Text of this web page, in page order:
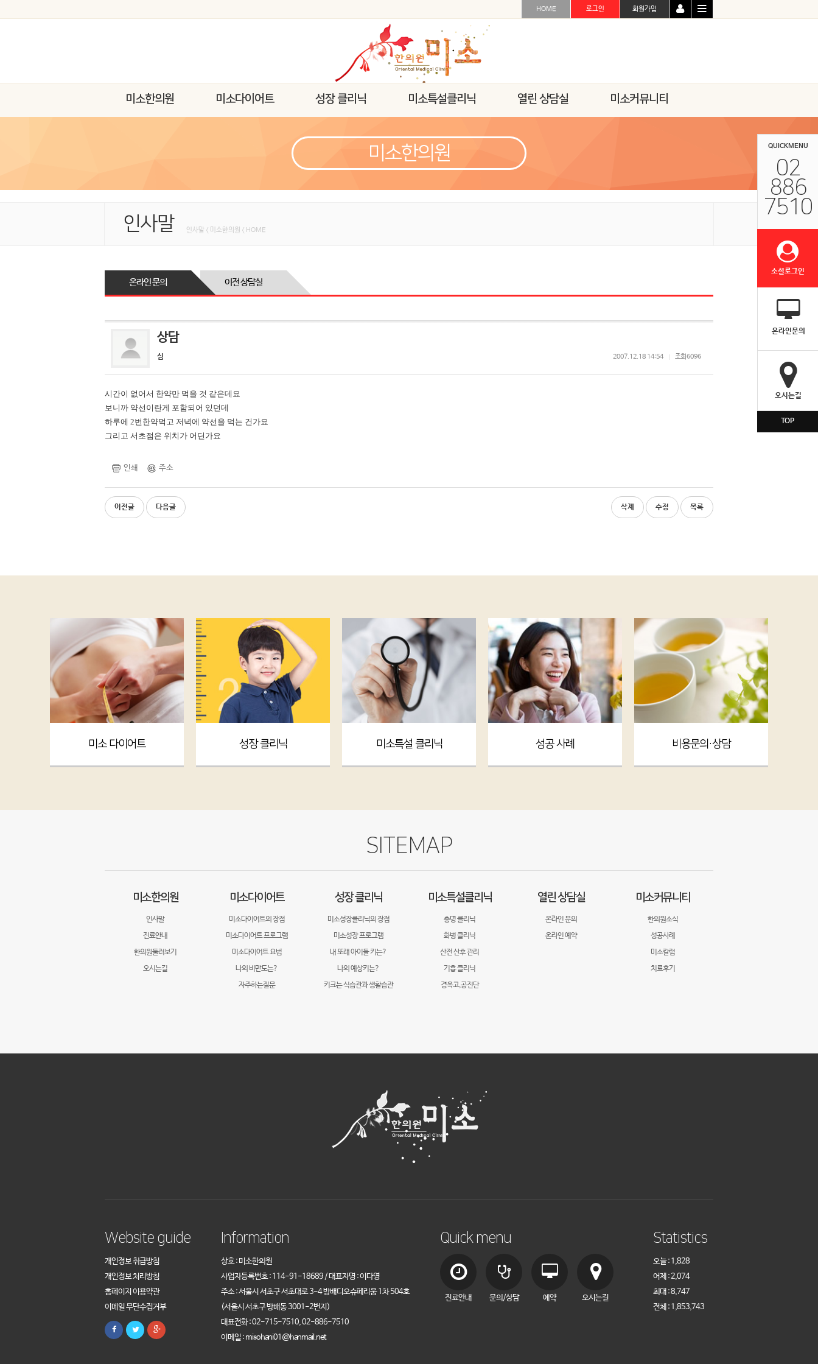
QUICKMENU
02
886
7510
소셜로그인
온라인문의
오시는길
TOP
HOME 로그인 회원가입
미소한의원 미소다이어트 성장 클리닉 미소특설클리닉 열린 상담실 미소커뮤니티
미소한의원
인사말 인사말 < 미소한의원 < HOME
온라인 문의 이전 상담실
상담
심 조회6096
2007.12.18 14:54
시간이 없어서 한약만 먹을 것 같은데요
보니까 약선이란게 포함되어 있던데
하루에 2번한약먹고 저녁에 약선을 먹는 건가요
그리고 서초점은 위치가 어딘가요
인쇄 주소
이전글 다음글 삭제 수정 목록
미소 다이어트 성장 클리닉 미소특설 클리닉 성공 사례 비용문의·상담
SITEMAP
미소한의원
인사말
진료안내
한의원둘러보기
오시는길
미소다이어트
미소다이어트의 장점
미소다이어트 프로그램
미소다이어트 요법
나의 비만도는?
자주하는질문
성장 클리닉
미소성장클리닉의 장점
미소성장 프로그램
내 또래 아이들 키는?
나의 예상키는?
키크는 식습관과 생활습관
미소특설클리닉
총명 클리닉
화병 클리닉
산전 산후 관리
기흉 클리닉
경옥고,공진단
열린 상담실
온라인 문의
온라인 예약
미소커뮤니티
한의원소식
성공사례
미소칼럼
치료후기
Website guide
개인정보 취급방침
개인정보 처리방침
홈페이지 이용약관
이메일 무단수집거부
Information
상호 : 미소한의원
사업자등록번호 : 114-91-18689 / 대표자명 : 이다영
주소 : 서울시 서초구 서초대로 3-4 방배디오슈페리움 1차 504호
(서울시 서초구 방배동 3001-2번지)
대표전화 : 02-715-7510, 02-886-7510
이메일 : misohani01@hanmail.net
Quick menu
진료안내 문의/상담 예약 오시는길
Statistics
오늘 : 1,828
어제 : 2,074
최대 : 8,747
전체 : 1,853,743